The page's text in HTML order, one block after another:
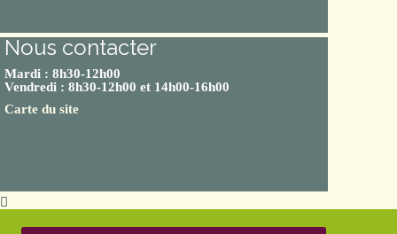
Nous contacter
Mardi : 8h30-12h00
Vendredi : 8h30-12h00 et 14h00-16h00
Carte du site